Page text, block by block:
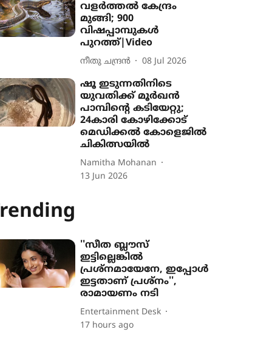
വളർത്തൽ കേന്ദ്രം
മുങ്ങി; 900
വിഷപ്പാമ്പുകൾ
പുറത്ത്|Video
നീതു ചന്ദ്രൻ 08 Jul 2026
ഷൂ ഇടുന്നതിനിടെ
യുവതിക്ക് മൂർഖൻ
പാമ്പിന്‍റെ കടിയേറ്റു;
24കാരി കോഴിക്കോട്
മെഡിക്കല്‍ കോളെജില്‍
ചികിത്സയില്‍
Namitha Mohanan
13 Jun 2026
''സീത ബ്ലൗസ്
ഇട്ടില്ലെങ്കിൽ
പ്രശ്നമായേനേ, ഇപ്പോൾ
ഇട്ടതാണ് പ്രശ്നം'',
രാമായണം നടി
Entertainment Desk
17 hours ago